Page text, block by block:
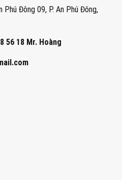
Đông 09, P. An Phú Đông,
56 18 Mr. Hoàng